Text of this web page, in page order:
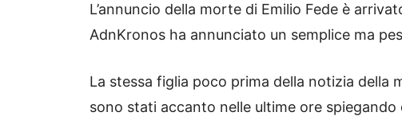
L’annuncio della morte di Emilio Fede è
AdnKronos ha annunciato un semplice ma
La stessa figlia poco prima della notizia della
sono stati accanto nelle ultime ore spiegando